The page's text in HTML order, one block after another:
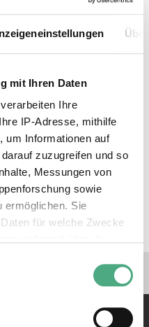
mit Ihren Daten
verarbeiten Ihre
IP-Adresse, mithilfe
um Informationen auf
zuzugreifen und so
Messungen von
sowie
ermöglichen. Sie
für welche Zwecke
ARD
heute journal
zu unseren